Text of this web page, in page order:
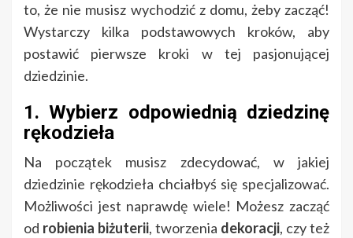
to, że nie musisz wychodzić z domu, żeby zacząć!
Wystarczy kilka podstawowych kroków, aby
postawić pierwsze kroki w tej pasjonującej
dziedzinie.
1. Wybierz odpowiednią dziedzinę
rękodzieła
Na początek musisz zdecydować, w jakiej
dziedzinie rękodzieła chciałbyś się specjalizować.
Możliwości jest naprawdę wiele! Możesz zacząć
od robienia biżuterii, tworzenia dekoracji, czy też